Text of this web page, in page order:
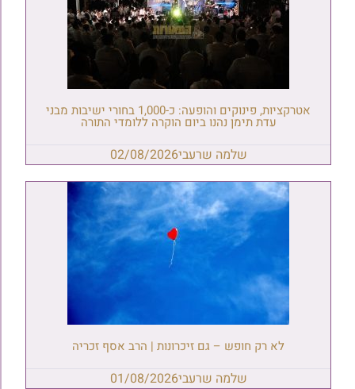
אטרקציות, פינוקים והופעה: כ-1,000 בחורי ישיבות מבני
עדת תימן נהנו ביום הוקרה ללומדי התורה
שלמה שרעבי02/08/2026
לא רק חופש – גם זיכרונות | הרב אסף זכריה
שלמה שרעבי01/08/2026